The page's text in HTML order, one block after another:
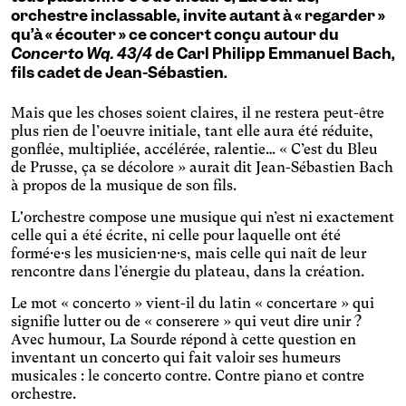
zones cliquables, assombrit
les fonds et éclaircit les
textes.
Migraine ophtalmique
Adapte la taille des textes et
modifie la police d'écriture,
assombrit la couleur du
fond et éclaircit la couleur
des textes. Augmente
également le contraste et
stoppe les contenus
animés.
Malvoyance
taille des textes et modifie
les couleurs.
Mode nuit
Assombrit la couleur du
fond et éclaircit la couleur
des textes.
Presbytie
Augmente la taille des textes
et modifie les couleurs.
Protanopie
Sclérose en plaques
Agrandit et espace les
zones cliquables, modifie les
couleurs.
Sénior
Augmente la taille des textes
et modifie la police
d'écriture.
Tremblements essentiels
Agrandit et espace les
zones cliquables.
Trouble de l’attention
orchestre inclassable, invite autant à « regarder »
qu’à « écouter » ce concert conçu autour du
Concerto Wq. 43/4de Carl Philipp Emmanuel Bach,
fils cadet de Jean-Sébastien.
Mais que les choses soient claires, il ne restera peut-être
plus rien de l’oeuvre initiale, tant elle aura été réduite,
gonflée, multipliée, accélérée, ralentie… « C’est du Bleu
de Prusse, ça se décolore » aurait dit Jean-Sébastien Bach
à propos de la musique de son fils.
L'orchestre compose une musique qui n’est ni exactement
celle qui a été écrite, ni celle pour laquelle ont été
formé·e·s les musicien·ne·s, mais celle qui naît de leur
rencontre dans l’énergie du plateau, dans la création.
Le mot « concerto » vient-il du latin « concertare » qui
signifie lutter ou de « conserere » qui veut dire unir ?
Avec humour, La Sourde répond à cette question en
inventant un concerto qui fait valoir ses humeurs
musicales : le concerto contre. Contre piano et contre
orchestre.